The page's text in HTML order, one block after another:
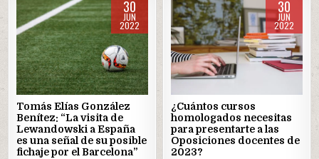
30
JUN
2022
Posted
in
Tomás Elías González
Benítez: “La visita de
Lewandowski a España
es una señal de su posible
fichaje por el Barcelona”
30
JUN
2022
Posted
in
¿Cuántos cursos
homologados necesitas
para presentarte a las
Oposiciones docentes de
2023?